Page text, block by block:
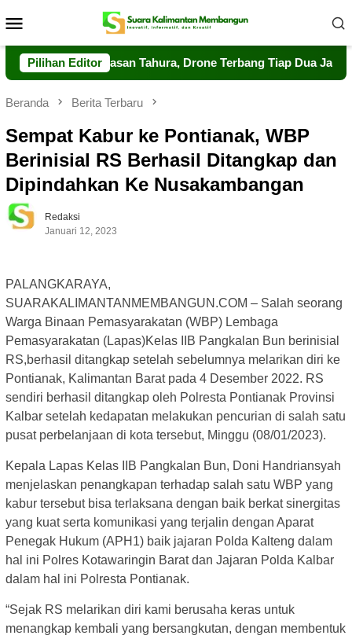
ke
Mobile
Pilihan Editor
Pengawasan Tahura, Drone Terbang Tiap Dua Jam
Beranda Berita Terbaru
Sempat Kabur ke Pontianak, WBP
Berinisial RS Berhasil Ditangkap dan
Dipindahkan Ke Nusakambangan
Redaksi
Januari 12, 2023
PALANGKARAYA,
SUARAKALIMANTANMEMBANGUN.COM – Salah seorang
Warga Binaan Pemasyarakatan (WBP) Lembaga
Pemasyarakatan (Lapas)Kelas IIB Pangkalan Bun berinisial
RS,berhasil ditangkap setelah sebelumnya melarikan diri ke
Pontianak, Kalimantan Barat pada 4 Desember 2022. RS
sendiri berhasil ditangkap oleh Polresta Pontianak Provinsi
Kalbar setelah kedapatan melakukan pencurian di salah satu
pusat perbelanjaan di kota tersebut, Minggu (08/01/2023).
Kepala Lapas Kelas IIB Pangkalan Bun, Doni Handriansyah
menjelaskan penangkapan terhadap salah satu WBP yang
kabur tersebut bisa terlaksana dengan baik berkat sinergitas
yang kuat serta komunikasi yang terjalin dengan Aparat
Penegak Hukum (APH1) baik jajaran Polda Kalteng dalam
hal ini Polres Kotawaringin Barat dan Jajaran Polda Kalbar
dalam hal ini Polresta Pontianak.
“Sejak RS melarikan diri kami berusaha keras untuk
menangkap kembali yang bersangkutan, dengan membentuk